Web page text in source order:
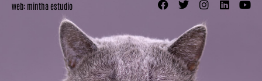
web: mintha estudio